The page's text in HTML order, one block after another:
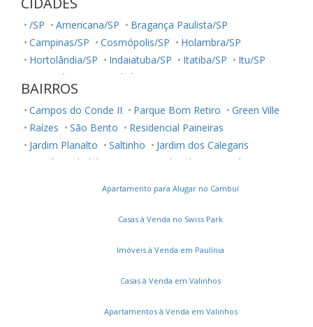
/SP Americana/SP
Bragança Paulista/SP
Campinas/SP
Cosmópolis/SP
Holambra/SP
Hortolândia/SP
Indaiatuba/SP Itatiba/SP
Itu/SP
Jaguariúna/SP
Jundiaí/SP
Morungaba/SP
Salto/SP
Santa Bárbara D'Oeste/SP
Serra Negra/SP
Sorocaba/SP
Sumaré/SP Ubatuba/SP
Vinhedo/SP
Votuporanga/SP
BAIRROS
Campos do Conde II Parque Bom Retiro
Green Ville
Raízes
São Bento
Residencial Paineiras
Jardim Planalto
Saltinho
Jardim dos Calegaris
Residencial Club Portinari
Jardim dos Manacás
Chácara Nossa Senhora Auxiliadora
Campos do Conde I
Jardim de Itapoan
Terras do Cancioneiro
Santa Terezinha
Jardim América
Residencial Royal Garden
Apartamento para Alugar no Cambuí
Casas à Venda no Swiss Park
Imóveis à Venda em Paulínia
Casas à Venda em Valinhos
Apartamentos à Venda em Valinhos